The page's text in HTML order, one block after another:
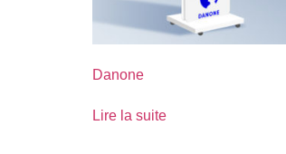
Danone
Lire la suite